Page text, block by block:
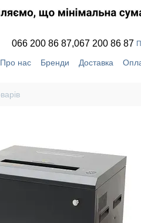
066 200 86 87,067 200 86 87
Про нас Бренди Доставка